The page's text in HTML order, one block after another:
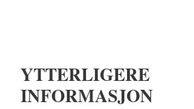
YTTERLIGERE
INFORMASJON